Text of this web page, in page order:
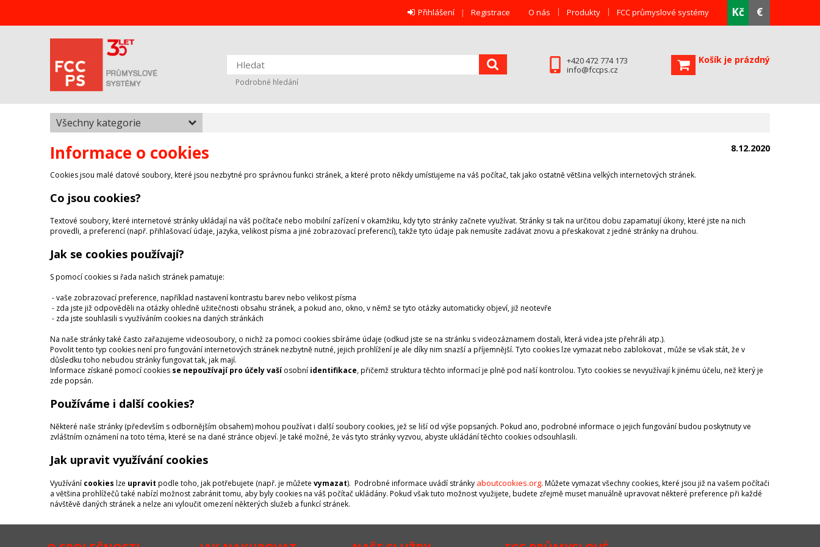
Kč €
O nás Produkty FCC průmyslové systémy
Přihlášení Registrace
Košík je prázdný
+420 472 774 173
info@fccps.cz
Podrobné hledání
Všechny kategorie
Hlavní strana Informace o cookies
Informace o cookies 8.12.2020
Cookies jsou malé datové soubory, které jsou nezbytné pro správnou funkci stránek, a které proto někdy umísťujeme na váš počítač, tak jako ostatně většina velkých internetových stránek.
Co jsou cookies?
Textové soubory, které internetové stránky ukládají na váš počítače nebo mobilní zařízení v okamžiku, kdy tyto stránky začnete využívat. Stránky si tak na určitou dobu zapamatují úkony, které jste na nich
provedli, a preferencí (např. přihlašovací údaje, jazyka, velikost písma a jiné zobrazovací preferencí), takže tyto údaje pak nemusíte zadávat znovu a přeskakovat z jedné stránky na druhou.
Jak se cookies používají?
S pomocí cookies si řada našich stránek pamatuje:
- vaše zobrazovací preference, například nastavení kontrastu barev nebo velikost písma
- zda jste již odpověděli na otázky ohledně užitečnosti obsahu stránek, a pokud ano, okno, v němž se tyto otázky automaticky objeví, již neotevře
- zda jste souhlasili s využíváním cookies na daných stránkách
Na naše stránky také často zařazujeme videosoubory, o nichž za pomoci cookies sbíráme údaje (odkud jste se na stránku s videozáznamem dostali, která videa jste přehráli atp.).
Povolit tento typ cookies není pro fungování internetových stránek nezbytně nutné, jejich prohlížení je ale díky nim snazší a příjemnější. Tyto cookies lze vymazat nebo zablokovat , může se však stát, že v
důsledku toho nebudou stránky fungovat tak, jak mají.
Informace získané pomocí cookies se nepoužívají pro účely vaší osobní identifikace, přičemž struktura těchto informací je plně pod naší kontrolou. Tyto cookies se nevyužívají k jinému účelu, než který je
zde popsán.
Používáme i další cookies?
Některé naše stránky (především s odbornějším obsahem) mohou používat i další soubory cookies, jež se liší od výše popsaných. Pokud ano, podrobné informace o jejich fungování budou poskytnuty ve
zvláštním oznámení na toto téma, které se na dané stránce objeví. Je také možné, že vás tyto stránky vyzvou, abyste ukládání těchto cookies odsouhlasili.
Jak upravit využívání cookies
Využívání cookies lze upravit podle toho, jak potřebujete (např. je můžete vymazat). Podrobné informace uvádí stránky aboutcookies.org. Můžete vymazat všechny cookies, které jsou již na vašem počítači
a většina prohlížečů také nabízí možnost zabránit tomu, aby byly cookies na váš počítač ukládány. Pokud však tuto možnost využijete, budete zřejmě muset manuálně upravovat některé preference při každé
návštěvě daných stránek a nelze ani vyloučit omezení některých služeb a funkcí stránek.